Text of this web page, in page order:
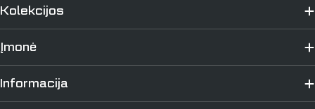
Kolekcijos
Įmonė
Informacija